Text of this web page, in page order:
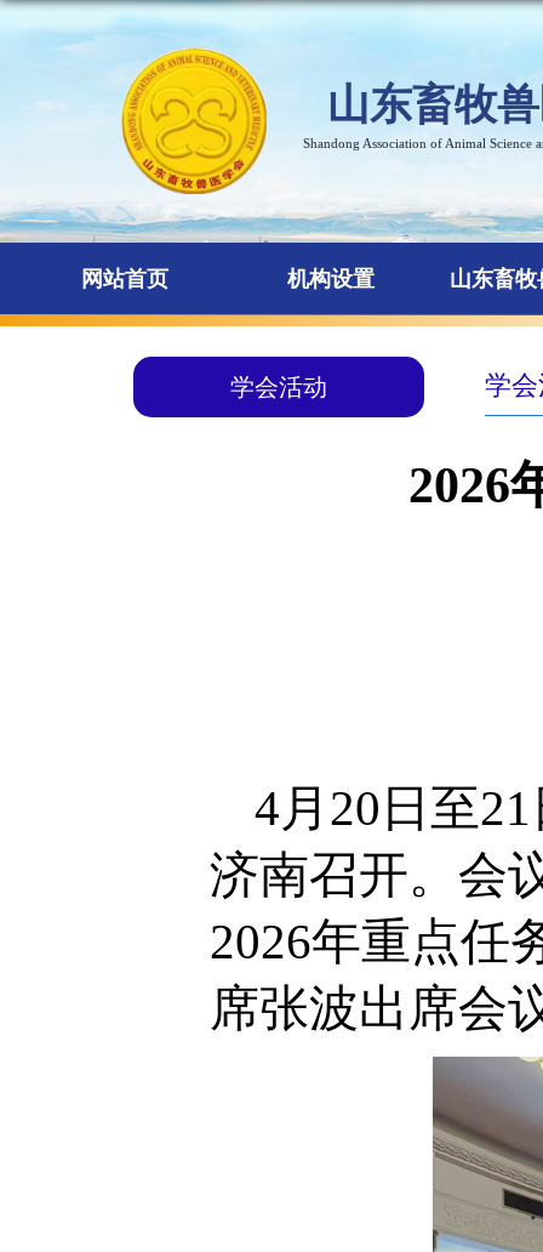
山东畜牧
Shandong Association of Animal Science
网站首页 机构设置 山东畜
学会活动 学
2026
4月 20 日至21
济南召开。会
2026年重点任
席张波出席会